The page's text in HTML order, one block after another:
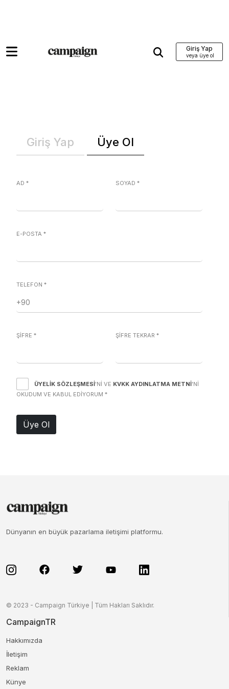
Giriş Yap
Giriş Yap Üye Ol
AD * SOYAD *
E-POSTA *
TELEFON *
ŞİFRE * ŞİFRE TEKRAR *
ÜYELIK SÖZLEŞMESI'NI VE KVKK AYDINLATMA METNI'NI
OKUDUM VE KABUL EDIYORUM *
Üye Ol
Dünyanın en büyük pazarlama iletişimi platformu.
© 2023 - Campaign Türkiye | Tüm Hakları Saklıdır.
CampaignTR
Hakkımızda
İletişim
Reklam
Künye